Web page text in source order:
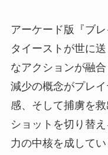
アーケード版『ブ
タイーストが世に
なアクションが融
減少の概念がプレ
感、そして捕虜を
ショットを切り替
力の中核を成して